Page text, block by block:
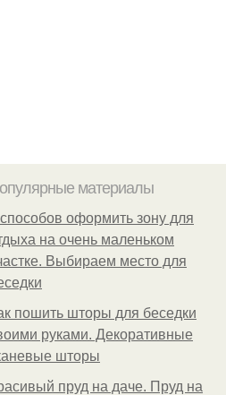
материалы
оформить зону для
на очень маленьком
Выбираем место для
пошить шторы для беседки
руками. Декоративные
шторы
пруд на даче. Пруд на